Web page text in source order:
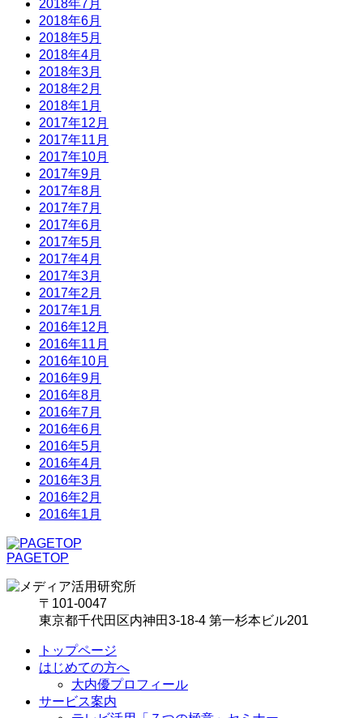
2018年7月
2018年6月
2018年5月
2018年4月
2018年3月
2018年2月
2018年1月
2017年12月
2017年11月
2017年10月
2017年9月
2017年8月
2017年7月
2017年6月
2017年5月
2017年4月
2017年3月
2017年2月
2017年1月
2016年12月
2016年11月
2016年10月
2016年9月
2016年8月
2016年7月
2016年6月
2016年5月
2016年4月
2016年3月
2016年2月
2016年1月
PAGETOP
〒101-0047
東京都千代田区内神田3-18-4 第一杉本ビル201
トップページ
はじめての方へ
大内優プロフィール
サービス案内